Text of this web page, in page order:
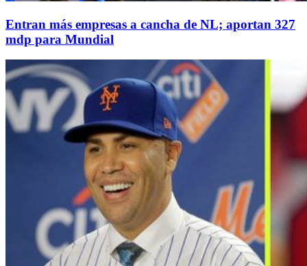
Entran más empresas a cancha de NL; aportan 327
mdp para Mundial